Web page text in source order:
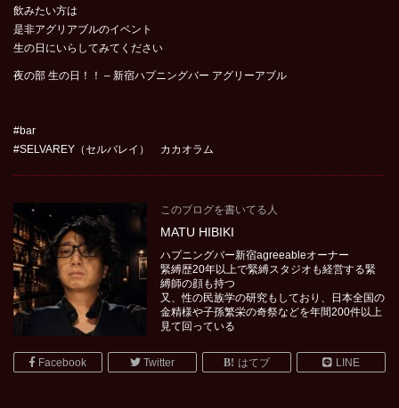
飲みたい方は
是非アグリアブルのイベント
生の日にいらしてみてください
夜の部 生の日！！ – 新宿ハプニングバー アグリーアブル
#bar
#SELVAREY（セルバレイ） カカオラム
このブログを書いてる人
MATU HIBIKI
ハプニングバー新宿agreeableオーナー
緊縛歴20年以上で緊縛スタジオも経営する緊
縛師の顔も持つ
又、性の民族学の研究もしており、日本全国の
金精様や子孫繁栄の奇祭などを年間200件以上
見て回っている
Facebook Twitter はてブ LINE